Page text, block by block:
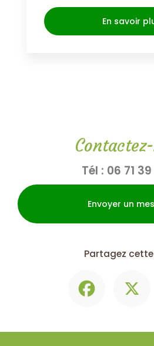
En savoir
Tél : 06 71
Envoyer un
Partagez